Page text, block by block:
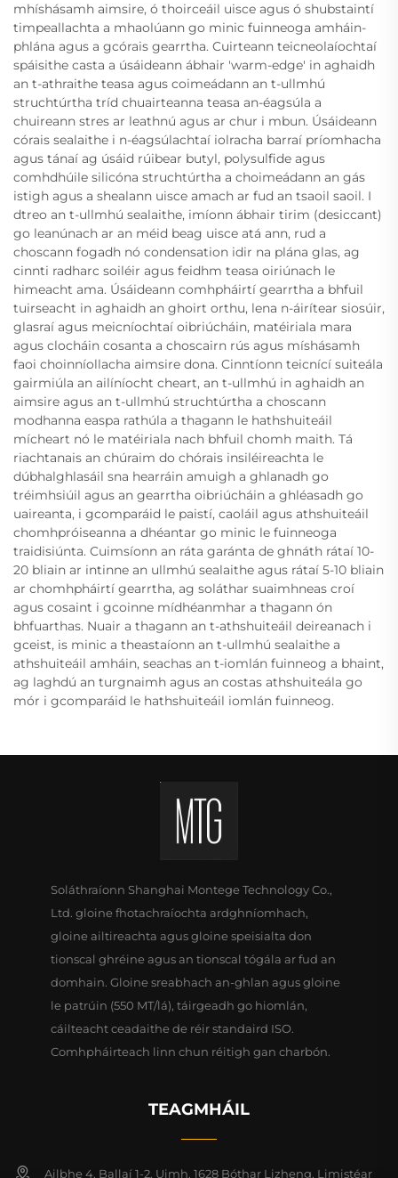
mhíshásamh aimsire, ó thoirceáil uisce agus ó shubstaintí
timpeallachta a mhaolúann go minic fuinneoga amháin-
phlána agus a gcórais gearrtha. Cuirteann teicneolaíochtaí
spáisithe casta a úsáideann ábhair 'warm-edge' in aghaidh
an t-athraithe teasa agus coimeádann an t-ullmhú
struchtúrtha tríd chuairteanna teasa an-éagsúla a
chuireann stres ar leathnú agus ar chur i mbun. Úsáideann
córais sealaithe i n-éagsúlachtaí iolracha barraí príomhacha
agus tánaí ag úsáid rúibear butyl, polysulfide agus
comhdhúile silicóna struchtúrtha a choimeádann an gás
istigh agus a shealann uisce amach ar fud an tsaoil saoil. I
dtreo an t-ullmhú sealaithe, imíonn ábhair tirim (desiccant)
go leanúnach ar an méid beag uisce atá ann, rud a
choscann fogadh nó condensation idir na plána glas, ag
cinnti radharc soiléir agus feidhm teasa oiriúnach le
himeacht ama. Úsáideann comhpháirtí gearrtha a bhfuil
tuirseacht in aghaidh an ghoirt orthu, lena n-áirítear siosúir,
glasraí agus meicníochtaí oibriúcháin, matéiriala mara
agus clocháin cosanta a choscairn rús agus míshásamh
faoi choinníollacha aimsire dona. Cinntíonn teicnící suiteála
gairmiúla an ailíníocht cheart, an t-ullmhú in aghaidh an
aimsire agus an t-ullmhú struchtúrtha a choscann
modhanna easpa rathúla a thagann le hathshuiteáil
mícheart nó le matéiriala nach bhfuil chomh maith. Tá
riachtanais an chúraim do chórais insiléireachta le
dúbhalghlasáil sna hearráin amuigh a ghlanadh go
tréimhsiúil agus an gearrtha oibriúcháin a ghléasadh go
uaireanta, i gcomparáid le paistí, caoláil agus athshuiteáil
chomhpróiseanna a dhéantar go minic le fuinneoga
traidisiúnta. Cuimsíonn an ráta garánta de ghnáth rátaí 10-
20 bliain ar intinne an ullmhú sealaithe agus rátaí 5-10 bliain
ar chomhpháirtí gearrtha, ag soláthar suaimhneas croí
agus cosaint i gcoinne mídhéanmhar a thagann ón
bhfuarthas. Nuair a thagann an t-athshuiteáil deireanach i
gceist, is minic a theastaíonn an t-ullmhú sealaithe a
athshuiteáil amháin, seachas an t-iomlán fuinneog a bhaint,
ag laghdú an turgnaimh agus an costas athshuiteála go
mór i gcomparáid le hathshuiteáil iomlán fuinneog.
Soláthraíonn Shanghai Montege Technology Co.,
Ltd. gloine fhotachraíochta ardghníomhach,
gloine ailtireachta agus gloine speisialta don
tionscal ghréine agus an tionscal tógála ar fud an
domhain. Gloine sreabhach an-ghlan agus gloine
le patrúin (550 MT/lá), táirgeadh go hiomlán,
cáilteacht ceadaithe de réir standaird ISO.
Comhpháirteach linn chun réitigh gan charbón.
TEAGMHÁIL
Ailbhe 4, Ballaí 1-2, Uimh. 1628 Bóthar Lizheng, Limistéar